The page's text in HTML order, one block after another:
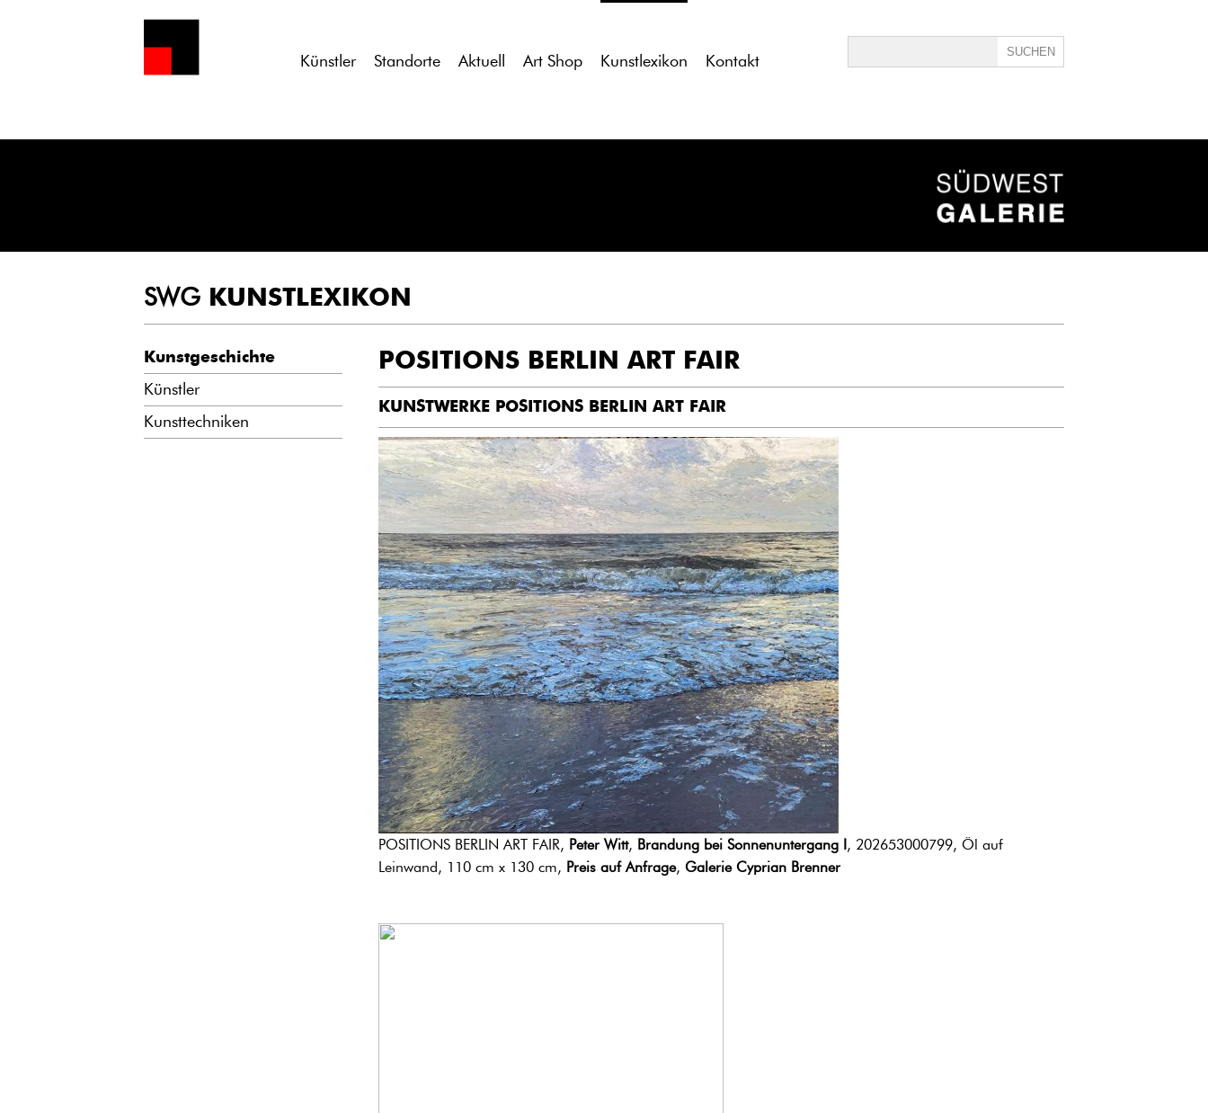
Künstler Standorte Aktuell Art Shop Kunstlexikon Kontakt
SWG KUNSTLEXIKON
Kunstgeschichte
Künstler
Kunsttechniken
POSITIONS BERLIN ART FAIR
KUNSTWERKE POSITIONS BERLIN ART FAIR
POSITIONS BERLIN ART FAIR, Peter Witt, Brandung bei Sonnenuntergang I, 202653000799, Öl auf
Leinwand, 110 cm x 130 cm, Preis auf Anfrage, Galerie Cyprian Brenner